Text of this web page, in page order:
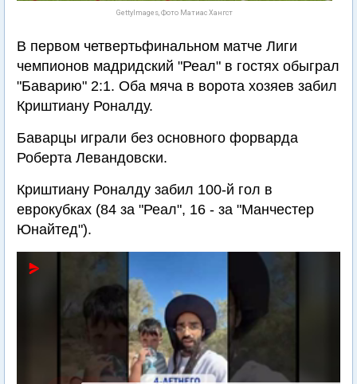
GettyImages, Фото Матиас Хангст
В первом четвертьфинальном матче Лиги
чемпионов мадридский "Реал" в гостях обыграл
"Баварию" 2:1. Оба мяча в ворота хозяев забил
Криштиану Роналду.
Баварцы играли без основного форварда
Роберта Левандовски.
Криштиану Роналду забил 100-й гол в
еврокубках (84 за "Реал", 16 - за "Манчестер
Юнайтед").